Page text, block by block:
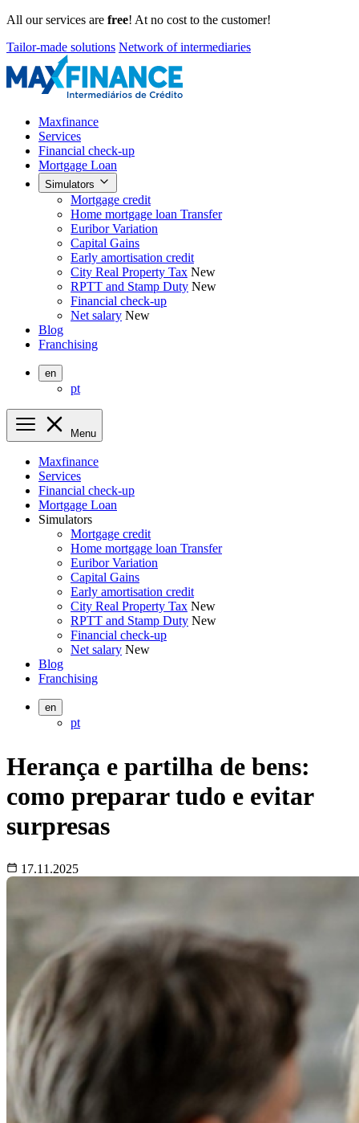
All our services are free! At no cost to the customer!
Tailor-made solutions Network of intermediaries
Maxfinance
Services
Financial check-up
Mortgage Loan
Simulators
Mortgage credit
Home mortgage loan Transfer
Euribor Variation
Capital Gains
Early amortisation credit
City Real Property Tax New
RPTT and Stamp Duty New
Financial check-up
Net salary New
Blog
Franchising
en
pt
Menu
Maxfinance
Services
Financial check-up
Mortgage Loan
Simulators
Mortgage credit
Home mortgage loan Transfer
Euribor Variation
Capital Gains
Early amortisation credit
City Real Property Tax New
RPTT and Stamp Duty New
Financial check-up
Net salary New
Blog
Franchising
en
pt
Herança e partilha de bens:
como preparar tudo e evitar
surpresas
17.11.2025